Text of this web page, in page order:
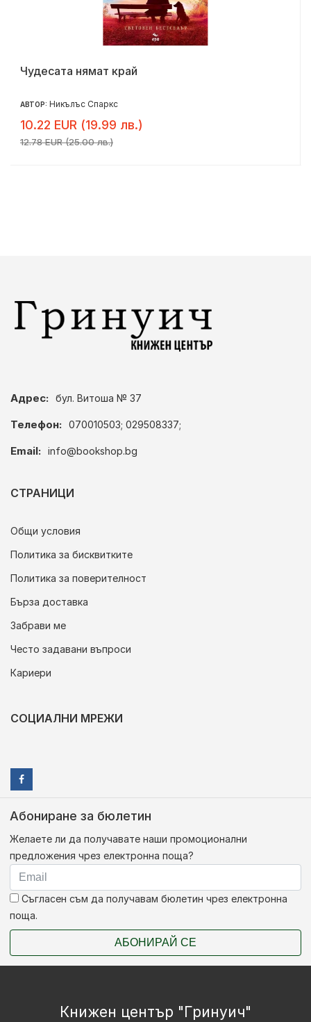
Чудесата нямат край
АВТОР: Никълъс Спаркс
10.22 EUR (19.99 лв.)
12.78 EUR (25.00 лв.)
Адрес: бул. Витоша № 37
Телефон: 070010503; 029508337;
Email: info@bookshop.bg
СТРАНИЦИ
Общи условия
Политика за бисквитките
Политика за поверителност
Бърза доставка
Забрави ме
Често задавани въпроси
Кариери
СОЦИАЛНИ МРЕЖИ
Абониране за бюлетин
Желаете ли да получавате наши промоционални
предложения чрез електронна поща?
Съгласен съм да получавам бюлетин чрез електронна
поща.
АБОНИРАЙ СЕ
Книжен център "Гринуич"